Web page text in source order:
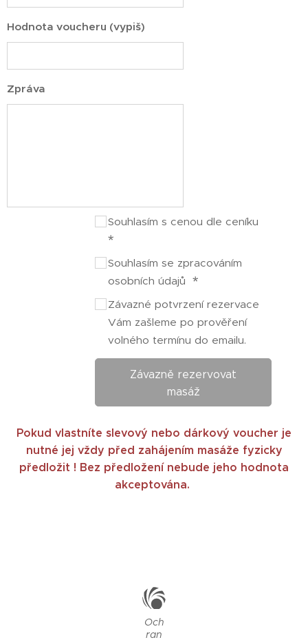
Hodnota voucheru (vypiš)
Zpráva
Souhlasím s cenou dle ceníku
Souhlasím se zpracováním
osobních údajů
Závazné potvrzení rezervace
Vám zašleme po prověření
volného termínu do emailu.
Závazně rezervovat
masáž
Pokud vlastníte slevový nebo dárkový voucher je
nutné jej vždy před zahájením masáže fyzicky
předložit ! Bez předložení nebude jeho hodnota
akceptována.
Och
ran